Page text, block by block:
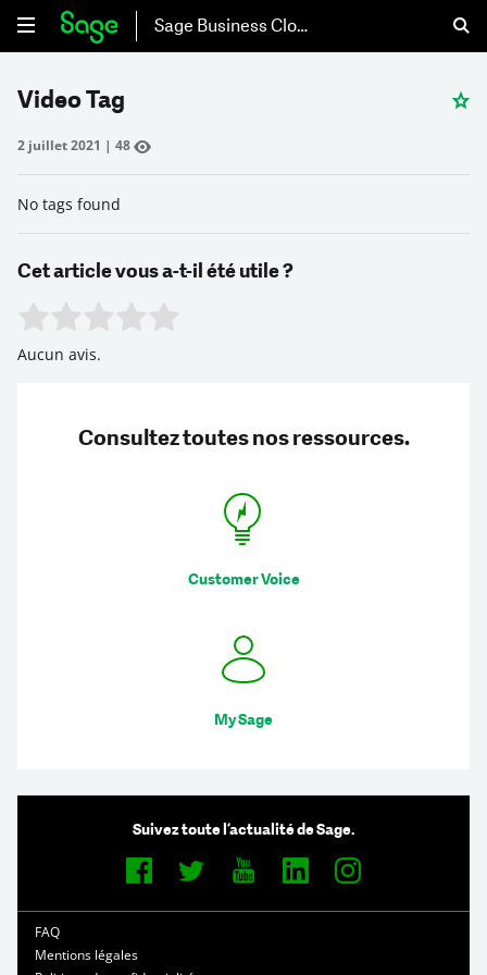
Sage Business Cloud
Video Tag
2 juillet 2021 | 48
No tags found
Cet article vous a-t-il été utile ?
Rate this item:
Submit Rating
Aucun avis.
Consultez toutes nos ressources.
Customer Voice
My Sage
Suivez toute l’actualité de Sage.
FAQ
Mentions légales